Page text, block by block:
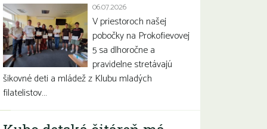
06.07.2026
V priestoroch našej
pobočky na Prokofievovej
5 sa dlhoročne a
pravidelne stretávajú
šikovné deti a mládež z Klubu mladých
filatelistov…